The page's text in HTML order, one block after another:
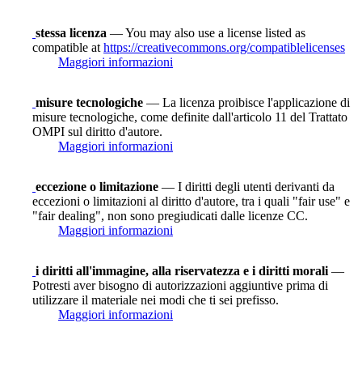
stessa licenza — You may also use a license listed as
compatible at https://creativecommons.org/compatiblelicenses
Maggiori informazioni
misure tecnologiche — La licenza proibisce l'applicazione di
misure tecnologiche, come definite dall'articolo 11 del Trattato
OMPI sul diritto d'autore.
Maggiori informazioni
eccezione o limitazione — I diritti degli utenti derivanti da
eccezioni o limitazioni al diritto d'autore, tra i quali "fair use" e
"fair dealing", non sono pregiudicati dalle licenze CC.
Maggiori informazioni
i diritti all'immagine, alla riservatezza e i diritti morali —
Potresti aver bisogno di autorizzazioni aggiuntive prima di
utilizzare il materiale nei modi che ti sei prefisso.
Maggiori informazioni